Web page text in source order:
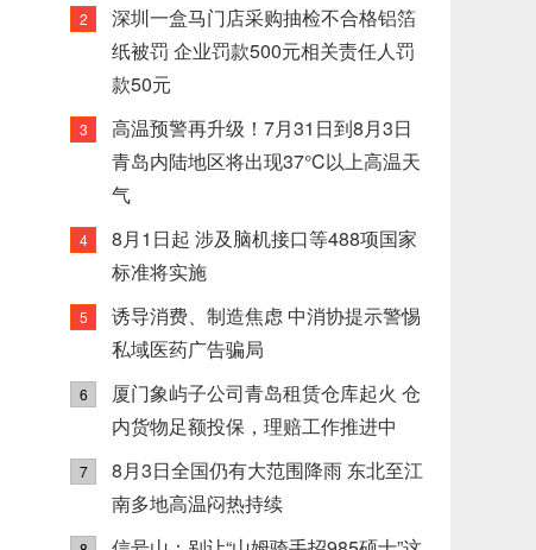
2
深圳一盒马门店采购抽检不合格铝箔
纸被罚 企业罚款500元相关责任人罚
款50元
3
高温预警再升级！7月31日到8月3日
青岛内陆地区将出现37°C以上高温天
气
4
8月1日起 涉及脑机接口等488项国家
标准将实施
5
诱导消费、制造焦虑 中消协提示警惕
私域医药广告骗局
6
厦门象屿子公司青岛租赁仓库起火 仓
内货物足额投保，理赔工作推进中
7
8月3日全国仍有大范围降雨 东北至江
南多地高温闷热持续